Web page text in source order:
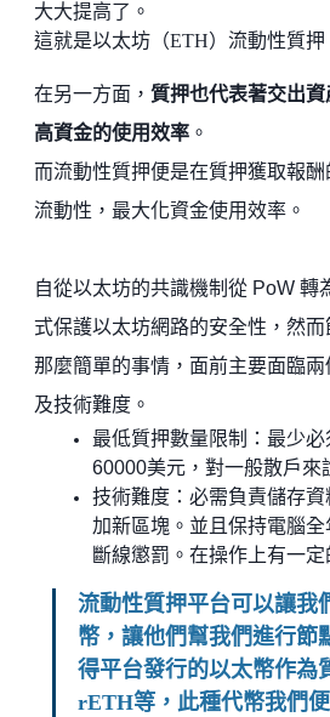
大大提高了。
這就是以太坊（ETH）流動性質押
在另一方面， 質押也代表著交出
高資金的使用效率 。
而流動性質押便是在質押獲取報
流動性，最大化資金使用效率。
自從以太坊的共識機制從 PoW 轉
式保護以太坊網路的安全性，然
那麼簡單的事情，面前主要面臨
及技術難度。
最低質押數量限制：最少
60000美元，對一般散戶來
技術難度：必需負責儲存
加新區塊。並且保持電腦
斷線懲罰。在操作上有一定
流動性質押平台可以讓我
幣，讓他們幫我們進行節
得平台發行的以太幣作為
rETH等，此種代幣我們